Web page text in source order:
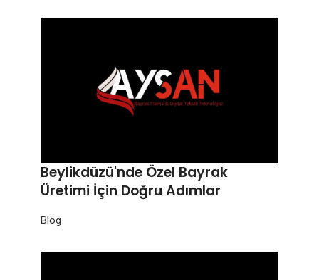
Beylikdüzü'nde Özel Bayrak
Üretimi İçin Doğru Adımlar
Blog